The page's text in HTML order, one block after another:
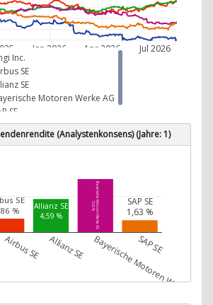
Jan 2026 Apr 2026 Jul 2026
Inc.
SE
SE
Motoren Werke AG
SE
(Analystenkonsens) (Jahre: 1)
SE
% Allianz SE
4,59 % Bayerische Motoren Werke AG
7,36 % SAP SE
1,63 %
Airbus SE Allianz SE Bayerische Motoren Werke AG
SAP SE